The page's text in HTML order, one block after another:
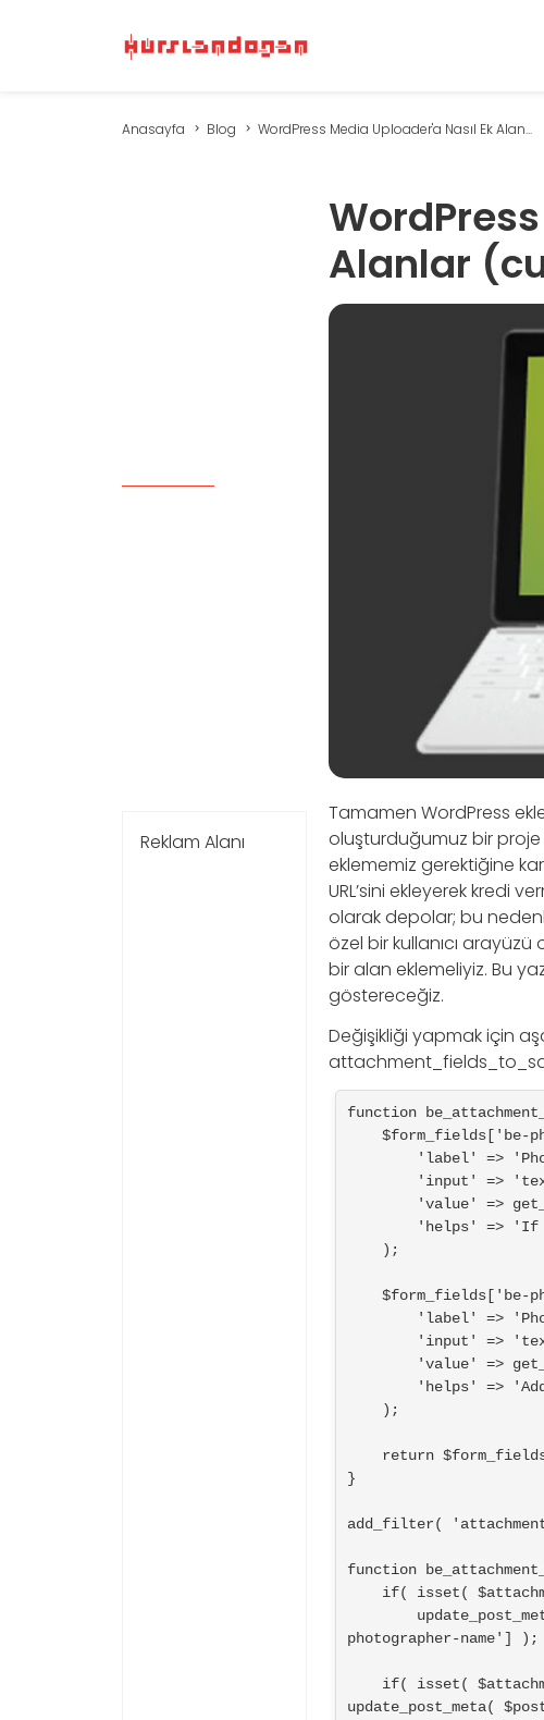
Anasayfa Blog WordPress Media Uploader'a Nasıl Ek Alan...
Alanlar
Reklam Alanı
Tamamen WordPress
oluşturduğumuz bir proje
eklememiz gerektiğine
URL’sini ekleyerek kredi
olarak depolar; bu
özel bir kullanıcı
bir alan eklemeliyiz. Bu
göstereceğiz.
Değişikliği yapmak için
function
    $form_fields['be-photographer-name'] = array(
    $form_fields['be-photographer-url'] = array(
}
add_filter(
function
photographer-name'] );
update_post_meta(